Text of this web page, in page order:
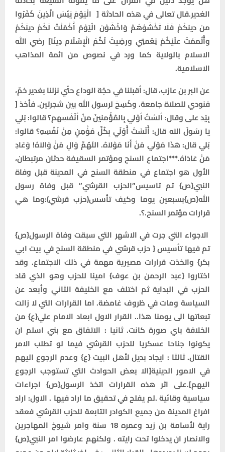
الغدير.قال تعالى في هذه الحادثة [ الْيَوْمَ يَئِسَ الَّذِينَ كَفَرُوا
مِن دِينِكُمْ فَلَا تَخْشَوْهُمْ وَاخْشَوْنِ الْيَوْمَ أَكْمَلْتُ لَكُمْ دِينَكُمْ
وَأَتْمَمْتُ عَلَيْكُمْ نِعْمَتِي وَرَضِيتُ لَكُمُ الْإِسْلَامَ دِينًا] رضي الله
الاسلام بالولاية كما ورد في نصوص من ائمة المذاهب
الاسلامية.
عن البر بن‌ عازب‌، قال‌: أقبلنا في‌ حجّة‌ الوداع‌ حتّي‌ نزلنا بغدير خمّ،
فنودي‌ للصلاة‌ جامعة‌. وكَسِحَ لرسول‌ الله‌ بين‌ شجرتين‌. فأخذ [
بِيَدِ علی وقال‌: أَلَسْتُ أَوْلَي‌ بِالمُؤْمِنِينَ مِنْ أَنْفُسِهِم‌؟ قالوا: بَلي‌
يَا رَسُولَ اللَه‌ قال‌: أَلَسْتُ أَوْلَي‌ بِكُلِّ مُؤْمِنٍ مِنْ نَفْسِهِ؟ قالوا:
بَلي‌ قال‌: هَذَا مَوْلَي‌ مَنْ أَنَا مَوْلاَهُ. اللَهُمَّ وَالِ مَنْ وَالاَهُ! وَعَادِ
مَنْ عَادَاهُ.***اجتماع السنح ومؤتمر السقيفة حدثان مرتبطان،
الأول هو اجتماع في منطقة السنح في المدينة قبل وفاة
النبي{ص} تم تاسيس”الحزب القرشي” قبل وفاة رسول
الله{ص}بسبعين يوما وكيف تأسس(حزب قرشي):وما هي
قرارات مؤتمر السنح.؟.
الاجواء التي جرت في الاشهر التي سبقت وفاة الرسول{ص}
تم فيها تأسيس { حزب قرشي في منطقة السنح في بيت ابي
بكر} واتخذت قرارات مصيرية مهمة في ذلك الاجتماع. وقد
اختاروا {عبد الرحمن بن عوف} امينا للحزب وهو الذي قاد
الحزب في البداية ثم اختلف مع الخليفة الثاني وأبعد عن
السياسة ومات في ظروف غامضة. اما القرارات التي لا زالت
تبعاتها الى يومنا هذا.. القرار الاول ابعاد الامام علي{ع} من
الخلافة باي صورة كانت. ثانيا : الاتفاق مع بني اسلم ان
يكونوا جناحا عسكريا للحزب القرشي فيما لو تطلب الامر
القتال. ثالثا : ايجاد بديل لأهل البيت {ع} وعدم الرجوع اليهم
في الامور الدينية[الا بعض الحوادث التي تستوجب الرجوع
اليهم].على اثر هذه القرارات اتخذ الرسول{ص} اجراءات
سياسية وقائية .لم يفلح في تحقيق ما اراد فيها . الاول: اراد
افراغ المدينة من جميع الكوادر التابعة للحزب القرشي فعقد
راية لأسامة بن زيد وعمره 18 سنة وامر شيوخ المهاجرين
والانصار ان يدخلوا تحت رايته . ولكنهم عارضوا امر النبي{ص}